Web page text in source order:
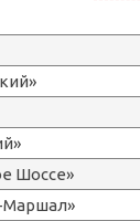
Шоссе»
Маршал»